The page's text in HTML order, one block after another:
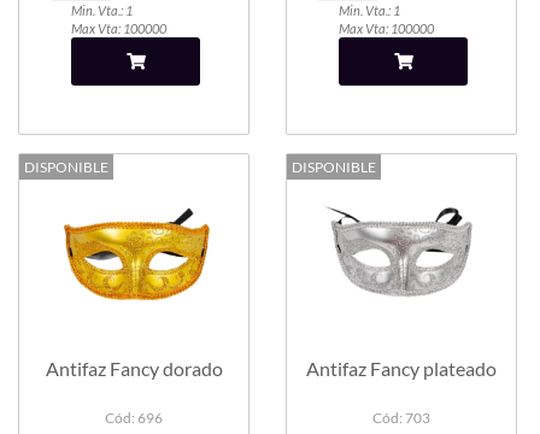
Min. Vta.: 1
Max Vta: 100000
Min. Vta.: 1
Max Vta: 100000
DISPONIBLE
Antifaz Fancy dorado
Cód: 696
DISPONIBLE
Antifaz Fancy plateado
Cód: 703